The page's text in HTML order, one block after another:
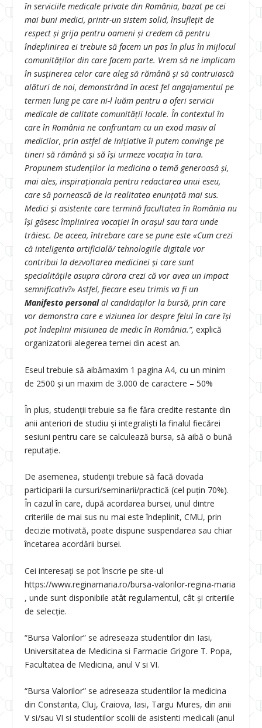
în serviciile medicale private din România, bazat pe cei
mai buni medici, printr-un sistem solid, însuflețit de
respect și grija pentru oameni și credem că pentru
îndeplinirea ei trebuie să facem un pas în plus în mijlocul
comunităților din care facem parte. Vrem să ne implicam
în susținerea celor care aleg să rămână și să contruiască
alături de noi, demonstrând în acest fel angajamentul pe
termen lung pe care ni-l luăm pentru a oferi servicii
medicale de calitate comunității locale. În contextul în
care în România ne confruntam cu un exod masiv al
medicilor, prin astfel de inițiative îi putem convinge pe
tineri să rămână și să își urmeze vocația în tara.
Propunem studenților la medicina o temă generoasă și,
mai ales, inspiraționala pentru redactarea unui eseu,
care să pornească de la realitatea enunțată mai sus.
Medici și asistente care termină facultatea în România nu
își găsesc împlinirea vocației în orașul sau tara unde
trăiesc. De aceea, întrebare care se pune este «Cum crezi
că inteligenta artificială/ tehnologiile digitale vor
contribui la dezvoltarea medicinei și care sunt
specialitățile asupra cărora crezi că vor avea un impact
semnificativ?» Astfel, fiecare eseu trimis va fi un
Manifesto personalal candidaților la bursă, prin care
vor demonstra care e viziunea lor despre felul în care își
pot îndeplini misiunea de medic în România.”,explică
organizatorii alegerea temei din acest an.
Eseul trebuie să aibămaxim 1 pagina A4, cu un minim
de 2500 și un maxim de 3.000 de caractere – 50%
În plus, studenții trebuie sa fie făra credite restante din
anii anteriori de studiu și integraliști la finalul fiecărei
sesiuni pentru care se calculează bursa, să aibă o bună
reputație.
De asemenea, studenții trebuie să facă dovada
participarii la cursuri/seminarii/practică (cel puțin 70%).
În cazul în care, după acordarea bursei, unul dintre
criteriile de mai sus nu mai este îndeplinit, CMU, prin
decizie motivată, poate dispune suspendarea sau chiar
încetarea acordării bursei.
Cei interesați se pot înscrie pe site-ul
https://www.reginamaria.ro/bursa-valorilor-regina-maria
, unde sunt disponibile atât regulamentul, cât și criteriile
de selecție.
“Bursa Valorilor” se adreseaza studentilor din Iasi,
Universitatea de Medicina si Farmacie Grigore T. Popa,
Facultatea de Medicina, anul V si VI.
“Bursa Valorilor” se adreseaza studentilor la medicina
din Constanta, Cluj, Craiova, Iasi, Targu Mures, din anii
V si/sau VI si studentilor scolii de asistenti medicali (anul